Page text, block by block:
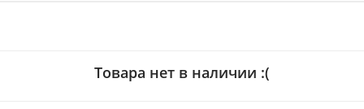
Товара нет в наличии :(